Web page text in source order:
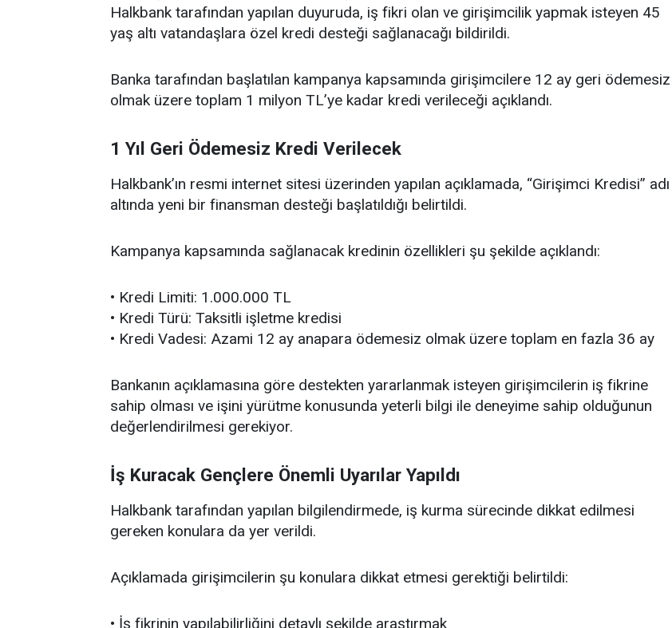
Halkbank tarafından yapılan duyuruda, iş fikri olan ve girişimcilik yapmak isteyen 45
yaş altı vatandaşlara özel kredi desteği sağlanacağı bildirildi.
Banka tarafından başlatılan kampanya kapsamında girişimcilere 12 ay geri ödemesiz
olmak üzere toplam 1 milyon TL’ye kadar kredi verileceği açıklandı.
1 Yıl Geri Ödemesiz Kredi Verilecek
Halkbank’ın resmi internet sitesi üzerinden yapılan açıklamada, “Girişimci Kredisi” adı
altında yeni bir finansman desteği başlatıldığı belirtildi.
Kampanya kapsamında sağlanacak kredinin özellikleri şu şekilde açıklandı:
• Kredi Limiti: 1.000.000 TL
• Kredi Türü: Taksitli işletme kredisi
• Kredi Vadesi: Azami 12 ay anapara ödemesiz olmak üzere toplam en fazla 36 ay
Bankanın açıklamasına göre destekten yararlanmak isteyen girişimcilerin iş fikrine
sahip olması ve işini yürütme konusunda yeterli bilgi ile deneyime sahip olduğunun
değerlendirilmesi gerekiyor.
İş Kuracak Gençlere Önemli Uyarılar Yapıldı
Halkbank tarafından yapılan bilgilendirmede, iş kurma sürecinde dikkat edilmesi
gereken konulara da yer verildi.
Açıklamada girişimcilerin şu konulara dikkat etmesi gerektiği belirtildi:
• İş fikrinin yapılabilirliğini detaylı şekilde araştırmak